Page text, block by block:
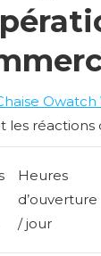
Owatch
les réactions
Heures
d’ouverture
/ jour